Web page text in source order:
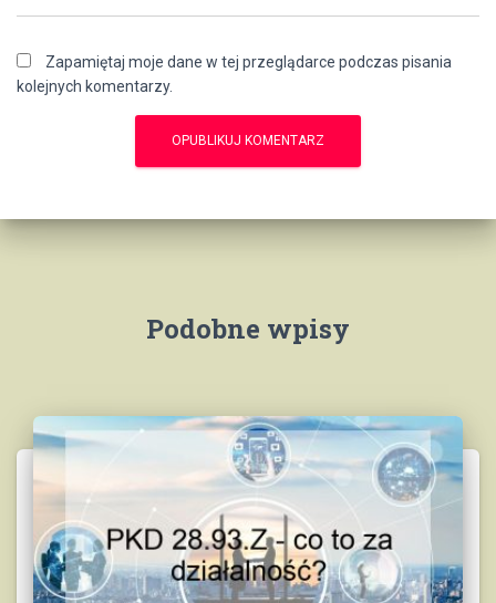
Zapamiętaj moje dane w tej przeglądarce podczas pisania
kolejnych komentarzy.
Podobne wpisy